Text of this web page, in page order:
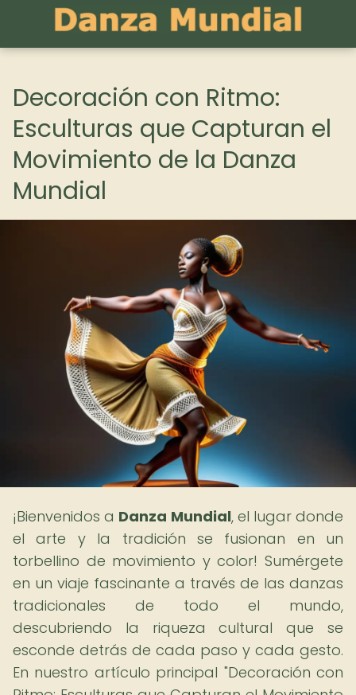
Decoración con Ritmo:
Esculturas que Capturan el
Movimiento de la Danza
Mundial
¡Bienvenidos a Danza Mundial, el lugar donde
el arte y la tradición se fusionan en un
torbellino de movimiento y color! Sumérgete
en un viaje fascinante a través de las danzas
tradicionales de todo el mundo,
descubriendo la riqueza cultural que se
esconde detrás de cada paso y cada gesto.
En nuestro artículo principal "Decoración con